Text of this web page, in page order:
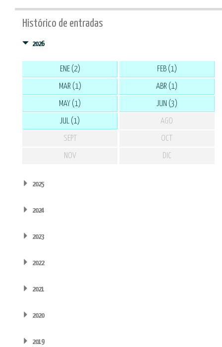
Histórico de entradas
2026
ENE (2) FEB (1)
MAR (1) ABR (1)
MAY (1) JUN (3)
JUL (1) AGO
SEPT OCT
NOV DIC
2025
2024
2023
2022
2021
2020
2019